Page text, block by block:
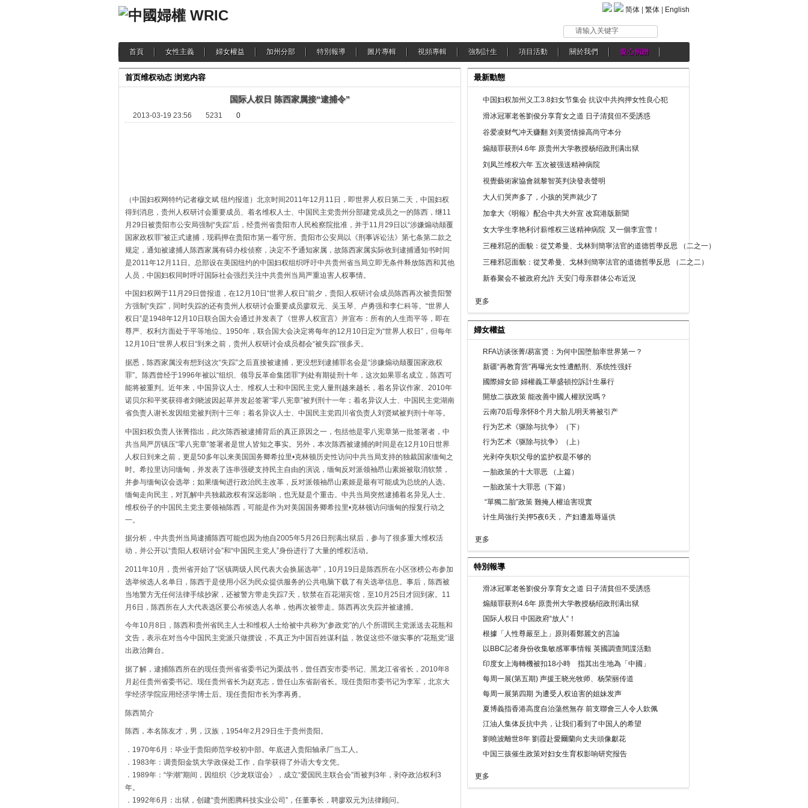
简体 繁体 English
请输入关键字
首頁 女性主義 婦女權益 加州分部 特別報導 圖片專輯 視頻專輯 強制計生 項目活動 關於我們 愛心捐贈
首页维权动态 浏览内容
国际人权日 陈西家属接“逮捕令”
2013-03-19 23:56 5231 0
（中国妇权网特约记者穆文斌 纽约报道）北京时间2011年12月11日，即世界人权日第二天，中国妇权
得到消息，贵州人权研讨会重要成员、着名维权人士、中国民主党贵州分部建党成员之一的陈西，继11
月29日被贵阳市公安局强制“失踪”后，经贵州省贵阳市人民检察院批准，并于11月29日以“涉嫌煽动颠覆
国家政权罪”被正式逮捕，现羁押在贵阳市第一看守所。贵阳市公安局以《刑事诉讼法》第七条第二款之
规定，通知被逮捕人陈西家属有碍办桉侦察，决定不予通知家属，故陈西家属实际收到逮捕通知书时间
是2011年12月11日。总部设在美国纽约的中国妇权组织呼吁中共贵州省当局立即无条件释放陈西和其他
人员，中国妇权同时呼吁国际社会强烈关注中共贵州当局严重迫害人权事情。
中国妇权网于11月29日曾报道，在12月10日“世界人权日”前夕，贵阳人权研讨会成员陈西再次被贵阳警
方强制“失踪”，同时失踪的还有贵州人权研讨会重要成员廖双元、吴玉琴、卢勇强和李仁科等。“世界人
权日”是1948年12月10日联合国大会通过并发表了《世界人权宣言》并宣布：所有的人生而平等，即在
尊严、权利方面处于平等地位。1950年，联合国大会决定将每年的12月10日定为“世界人权日”，但每年
12月10日“世界人权日“到来之前，贵州人权研讨会成员都会“被失踪”很多天。
据悉，陈西家属没有想到这次“失踪”之后直接被逮捕，更没想到逮捕罪名会是“涉嫌煽动颠覆国家政权
罪”。陈西曾经于1996年被以“组织、领导反革命集团罪”判处有期徒刑十年，这次如果罪名成立，陈西可
能将被重判。近年来，中国异议人士、维权人士和中国民主党人量刑越来越长，着名异议作家、2010年
诺贝尔和平奖获得者刘晓波因起草并发起签署“零八宪章”被判刑十一年；着名异议人士、中国民主党湖南
省负责人谢长发因组党被判刑十三年；着名异议人士、中国民主党四川省负责人刘贤斌被判刑十年等。
中国妇权负责人张菁指出，此次陈西被逮捕背后的真正原因之一，包括他是零八宪章第一批签署者，中
共当局严厉镇压“零八宪章”签署者是世人皆知之事实。另外，本次陈西被逮捕的时间是在12月10日世界
人权日到来之前，更是50多年以来美国国务卿希拉里•克林顿历史性访问中共当局支持的独裁国家缅甸之
时。希拉里访问缅甸，并发表了连串强硬支持民主自由的演说，缅甸反对派领袖昂山素姬被取消软禁，
并参与缅甸议会选举；如果缅甸进行政治民主改革，反对派领袖昂山素姬是最有可能成为总统的人选。
缅甸走向民主，对瓦解中共独裁政权有深远影响，也无疑是个重击。中共当局突然逮捕着名异见人士、
维权份子的中国民主党主要领袖陈西，可能是作为对美国国务卿希拉里•克林顿访问缅甸的报复行动之
一。
据分析，中共贵州当局逮捕陈西可能也因为他自2005年5月26日刑满出狱后，参与了很多重大维权活
动，并公开以“贵阳人权研讨会”和“中国民主党人”身份进行了大量的维权活动。
2011年10月，贵州省开始了“区镇两级人民代表大会换届选举”，10月19日是陈西所在小区张榜公布参加
选举候选人名单日，陈西于是使用小区为民众提供服务的公共电脑下载了有关选举信息。事后，陈西被
当地警方无任何法律手续抄家，还被警方带走失踪7天，软禁在百花湖宾馆，至10月25日才回到家。11
月6日，陈西所在人大代表选区要公布候选人名单，他再次被带走。陈西再次失踪并被逮捕。
今年10月8日，陈西和贵州省民主人士和维权人士给被中共称为“参政党”的八个所谓民主党派送去花瓶和
文告，表示在对当今中国民主党派只做摆设，不真正为中国百姓谋利益，敦促这些不做实事的“花瓶党”退
出政治舞台。
据了解，逮捕陈西所在的现任贵州省省委书记为栗战书，曾任西安市委书记、黑龙江省省长，2010年8
月起任贵州省委书记。现任贵州省长为赵克志，曾任山东省副省长。现任贵阳市委书记为李军，北京大
学经济学院应用经济学博士后。现任贵阳市长为李再勇。
陈西简介
陈西，本名陈友才，男，汉族，1954年2月29日生于贵州贵阳。
．1970年6月：毕业于贵阳师范学校初中部。年底进入贵阳轴承厂当工人。
．1983年：调贵阳金筑大学政保处工作，自学获得了外语大专文凭。
．1989年：“学潮”期间，因组织《沙龙联谊会》，成立“爱国民主联合会”而被判3年，剥夺政治权利3
年。
．1992年6月：出狱，创建“贵州图腾科技实业公司”，任董事长，聘廖双元为法律顾问。
最新動態
中国妇权加州义工3.8妇女节集会 抗议中共拘押女性良心犯
滑冰冠軍老爸劉俊分享育女之道 日子清貧但不受誘惑
谷爱凌财气冲天赚翻 刘美贤情操高尚守本分
煽颠罪获刑4.6年 原贵州大学教授杨绍政刑满出狱
刘凤兰维权六年 五次被强送精神病院
視覺藝術家協會就黎智英判決發表聲明
大人们哭声多了，小孩的哭声就少了
加拿大《明報》配合中共大外宣 改寫港版新聞
女大学生李艳利讨薪维权三送精神病院 又一個李宜雪！
三種邪惡的面貌：從艾希曼、戈林到簡寧法官的道德哲學反思 （二之一）
三種邪惡面貌：從艾希曼、戈林到簡寧法官的道德哲學反思 （二之二）
新春聚会不被政府允許 天安门母亲群体公布近況
更多
婦女權益
RFA访谈张菁/易富贤：为何中国堕胎率世界第一？
新疆“再教育营”再曝光女性遭酷刑、系统性强奸
國際婦女節 婦權義工華盛頓控訴計生暴行
開放二孩政策 能改善中國人權狀況嗎？
云南70后母亲怀8个月大胎儿明天将被引产
行为艺术《驱除与抗争》（下）
行为艺术《驱除与抗争》（上）
光剥夺失职父母的监护权是不够的
一胎政策的十大罪恶 （上篇）
一胎政策十大罪恶（下篇）
“單獨二胎”政策 難掩人權迫害現實
计生局強行关押5夜6天， 产妇遭羞辱逼供
更多
特別報導
滑冰冠軍老爸劉俊分享育女之道 日子清貧但不受誘惑
煽颠罪获刑4.6年 原贵州大学教授杨绍政刑满出狱
国际人权日 中国政府“放人“！
根據「人性尊嚴至上」原則看鄭麗文的言論
以BBC記者身份收集敏感軍事情報 英國調查間諜活動
印度女上海轉機被扣18小時 指其出生地為「中國」
每周一展(第五期) 声援王晓光牧师、杨荣丽传道
每周一展第四期 为遭受人权迫害的姐妹发声
夏博義指香港高度自治蕩然無存 前支聯會三人令人欽佩
江油人集体反抗中共，让我们看到了中国人的希望
劉曉波離世8年 劉霞赴愛爾蘭向丈夫頭像獻花
中国三孩催生政策对妇女生育权影响研究报告
更多